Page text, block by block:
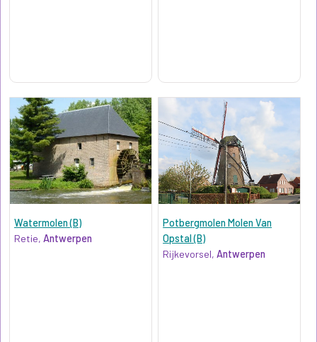
Watermolen (B)
Retie, Antwerpen
Potbergmolen Molen Van
Opstal (B)
Rijkevorsel,Antwerpen